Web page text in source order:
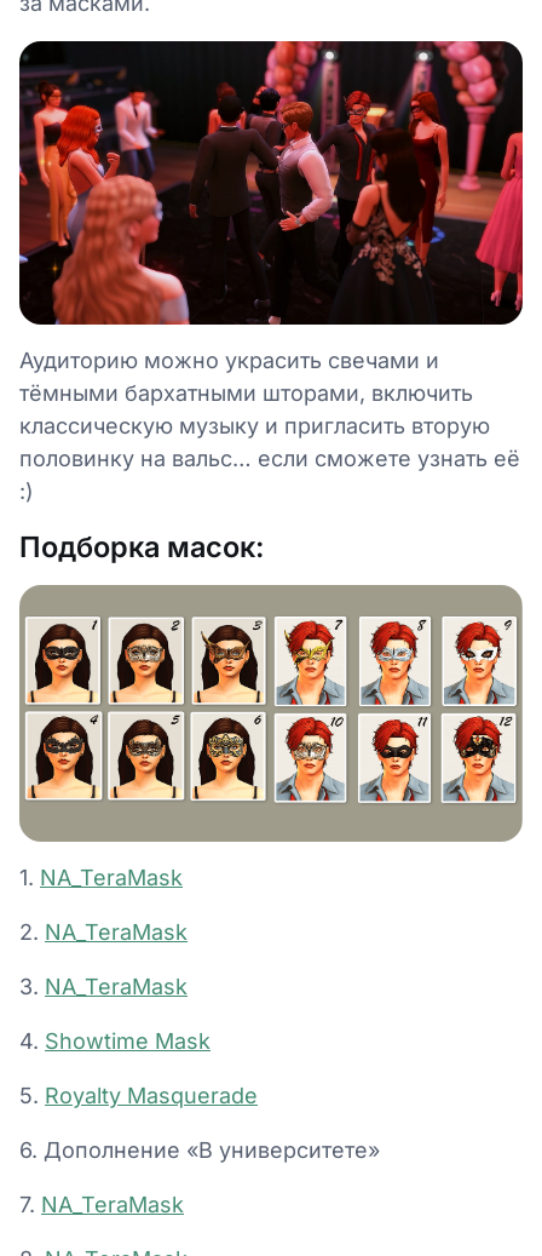
Аудиторию можно украсить свечами и
тёмными бархатными шторами, включить
классическую музыку и пригласить вторую
половинку на вальс… если сможете узнать её
:)
Подборка масок:
1. NA_TeraMask
2. NA_TeraMask
3. NA_TeraMask
4. Showtime Mask
5. Royalty Masquerade
6. Дополнение «В университете»
7. NA_TeraMask